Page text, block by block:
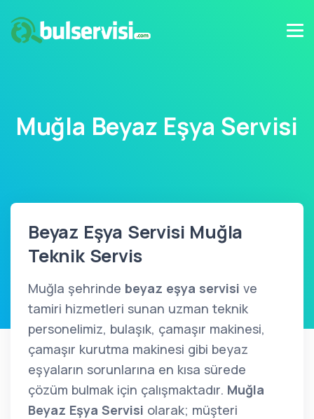
Muğla Beyaz Eşya Servisi
Beyaz Eşya Servisi Muğla
Teknik Servis
Muğla şehrinde beyaz eşya servisi ve
tamiri hizmetleri sunan uzman teknik
personelimiz, bulaşık, çamaşır makinesi,
çamaşır kurutma makinesi gibi beyaz
eşyaların sorunlarına en kısa sürede
çözüm bulmak için çalışmaktadır. Muğla
Beyaz Eşya Servisi olarak; müşteri